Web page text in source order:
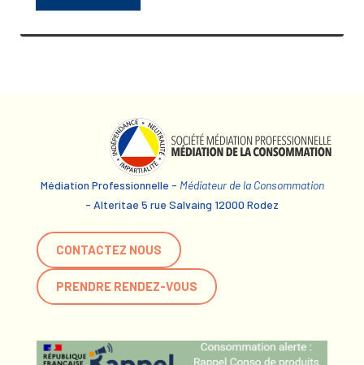
Médiation Professionnelle - Médiateur de la Consommation
- Alteritae 5 rue Salvaing 12000 Rodez
CONTACTEZ NOUS
PRENDRE RENDEZ-VOUS